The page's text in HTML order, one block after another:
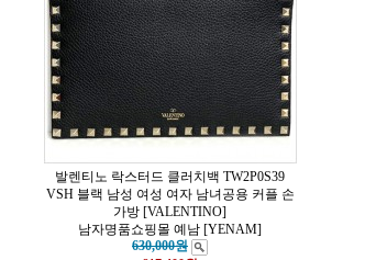
발렌티노 락스터드 클러치백 TW2P0S39
VSH 블랙 남성 여성 여자 남녀공용 커플 손
가방 [VALENTINO]
남자명품쇼핑몰 예남 [YENAM]
630,000원